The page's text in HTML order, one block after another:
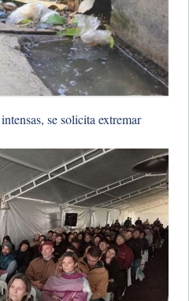
se solicita extremar